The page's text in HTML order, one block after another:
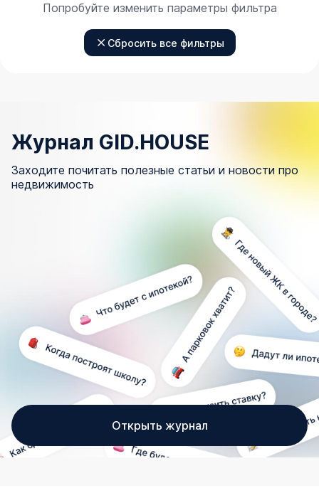
Попробуйте изменить параметры фильтра
Сбросить все фильтры
Журнал GID.HOUSE
Заходите почитать полезные статьи и новости про
недвижимость
Открыть журнал